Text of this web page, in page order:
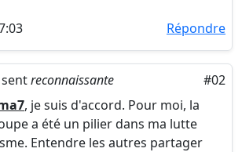
Répondre
reconnaissante
#02
, je suis d'accord. Pour moi, la
a été un pilier dans ma lutte
Entendre les autres partager